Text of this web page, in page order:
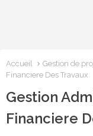
Accueil Gestion de
Financiere Des Travaux
Gestion
Financiere